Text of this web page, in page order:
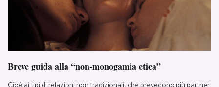
Breve guida alla “non-monogamia etica”
Cioè ai tipi di relazioni non tradizionali, che prevedono più partner